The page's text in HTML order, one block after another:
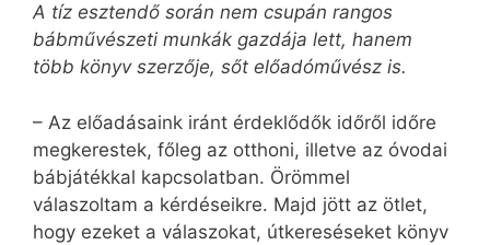
A tíz esztendő során nem csupán rangos
bábművészeti munkák gazdája lett, hanem
több könyv szerzője, sőt előadóművész is.
– Az előadásaink iránt érdeklődők időről időre
megkerestek, főleg az otthoni, illetve az óvodai
bábjátékkal kapcsolatban. Örömmel
válaszoltam a kérdéseikre. Majd jött az ötlet,
hogy ezeket a válaszokat, útkereséseket könyv